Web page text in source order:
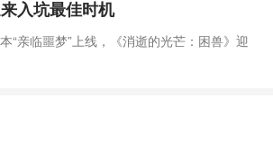
入坑最佳时机
“亲临噩梦”上线，《消逝的光芒：困兽》迎